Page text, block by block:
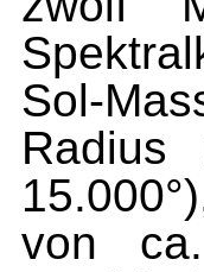
Sol-
Radius
von